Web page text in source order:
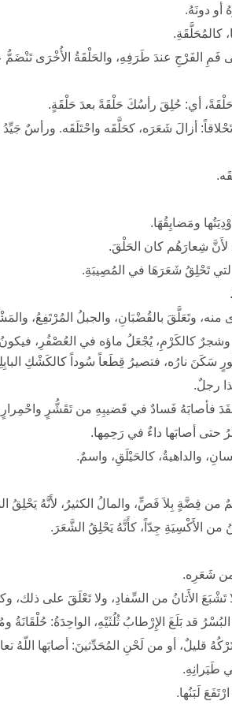
كالمُحَلَّقَةِ.
حَلْقَةً بعدَ حَلْقَةٍ.
ومَضايِقُهَا.
وشجرٌ كالكَرْمِ، يُجْعَلُ ماؤه في العُصْفُرِ،
سَكَنَ نارُه، فتصيرُ قِطَعاً سُوداً كالكَشْكِ
رجلٌ.
حتى أصابَها داءٌ في رَحِمِها.
من فِضَّةٍ بِلاَ فَصٍّ، والمالُ الكثيرُ، لأَنَّهُ يَحْلِقُ
الأَكْسِيَةِ جِدّاً، كأَنَّهُ يَحْلِقُ الشَّعَرَ.
تَشْبَعَ الأَتانُ من السِّفادِ، ولا تَعْلَقَ على ذلك،
قليلٌ، أو من لَحْنِ المُحَدِّثينَ: أصابَها اللّهُ